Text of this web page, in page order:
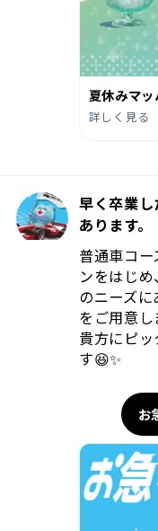
夏休みマッ
詳しく見る
早く卒業
あります。
普通車コ
ンをはじ
のニーズ
をご用意
貴方にピ
す😆✨️
お